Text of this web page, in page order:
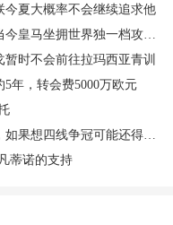
今夏大概率不会继续追求他
马坐拥世界独一档攻击线
时不会前往拉玛西亚青训
年，转会费5000万欧元
想四线争冠可能还得买人
蒂诺的支持